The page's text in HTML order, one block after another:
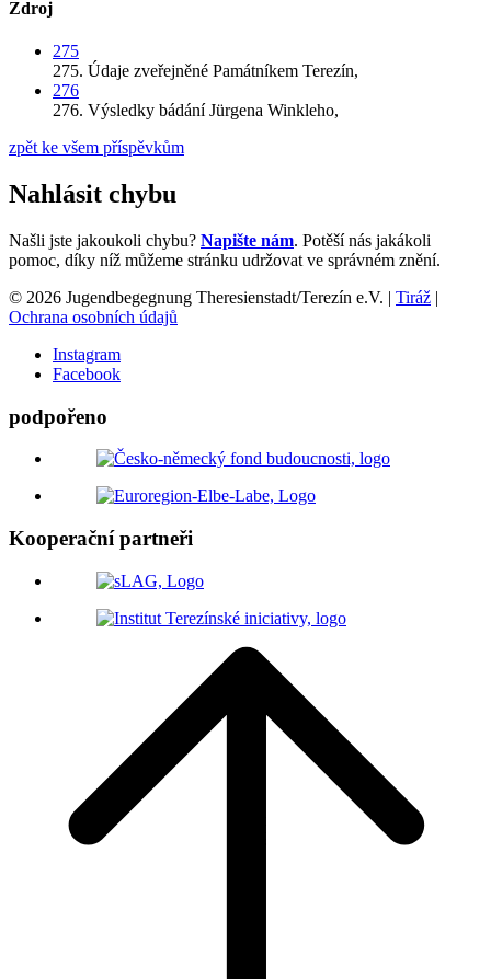
Zdroj
275
275. Údaje zveřejněné Památníkem Terezín,
276
276. Výsledky bádání Jürgena Winkleho,
zpět ke všem příspěvkům
Nahlásit chybu
Našli jste jakoukoli chybu? Napište nám. Potěší nás jakákoli
pomoc, díky níž můžeme stránku udržovat ve správném znění.
© 2026 Jugendbegegnung Theresienstadt/Terezín e.V. | Tiráž |
Ochrana osobních údajů
Instagram
Facebook
podpořeno
Kooperační partneři